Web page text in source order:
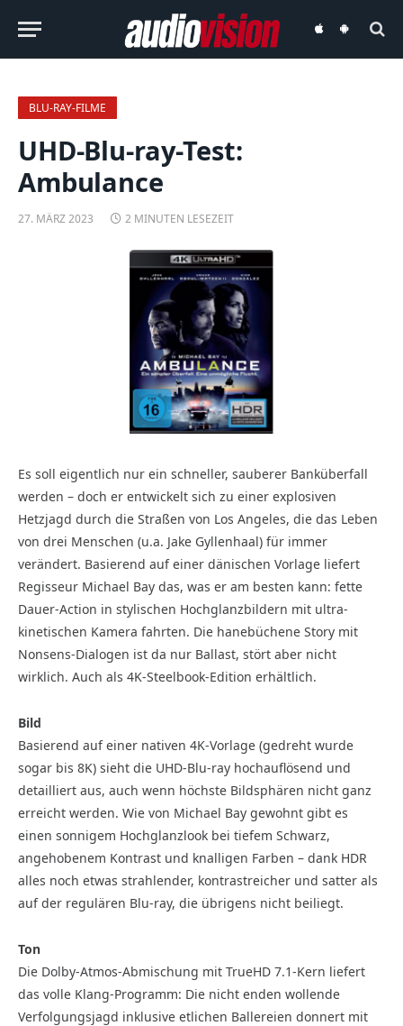
audiovisionaudiovision
BLU-RAY-FILME
UHD-Blu-ray-Test:
Ambulance
27. MÄRZ 2023 2 MINUTEN LESEZEIT
Es soll eigentlich nur ein schneller, sauberer Banküberfall
werden – doch er entwickelt sich zu einer explosiven
Hetzjagd durch die Straßen von Los Angeles, die das Leben
von drei Menschen (u.a. Jake Gyllenhaal) für immer
verändert. Basierend auf einer dänischen Vorlage liefert
Regisseur Michael Bay das, was er am besten kann: fette
Dauer-Action in stylischen Hochglanzbildern mit ultra-
kinetischen Kamera fahrten. Die hanebüchene Story mit
Nonsens-Dialogen ist da nur Ballast, stört aber nicht
wirklich. Auch als 4K-Steelbook-Edition erhältlich.
Bild
Basierend auf einer nativen 4K-Vorlage (gedreht wurde
sogar bis 8K) sieht die UHD-Blu-ray hochauflösend und
detailliert aus, auch wenn höchste Bildsphären nicht ganz
erreicht werden. Wie von Michael Bay gewohnt gibt es
einen sonnigem Hochglanzlook bei tiefem Schwarz,
angehobenem Kontrast und knalligen Farben – dank HDR
alles noch etwas strahlender, kontrastreicher und satter als
auf der regulären Blu-ray, die übrigens nicht beiliegt.
Ton
Die Dolby-Atmos-Abmischung mit TrueHD 7.1-Kern liefert
das volle Klang-Programm: Die nicht enden wollende
Verfolgungsjagd inklusive etlichen Ballereien donnert mit